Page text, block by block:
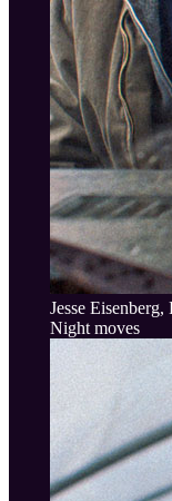
Jesse
Night moves